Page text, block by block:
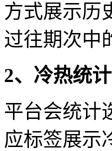
方式展示历
过往期次中
2、冷热统
平台会统计
应标签展示